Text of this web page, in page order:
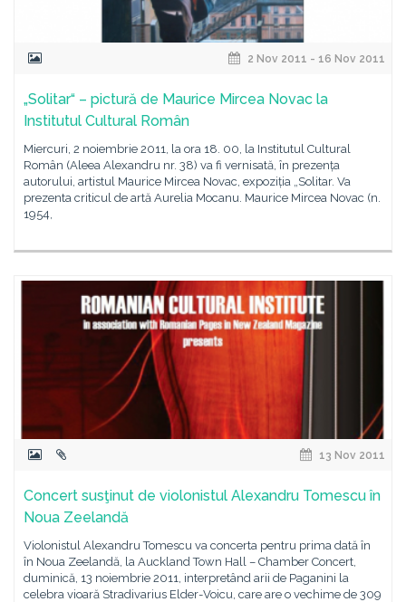
2 Nov 2011 - 16 Nov 2011
„Solitar“ – pictură de Maurice Mircea Novac la
Institutul Cultural Român
Miercuri, 2 noiembrie 2011, la ora 18. 00, la Institutul Cultural
Român (Aleea Alexandru nr. 38) va fi vernisată, în prezența
autorului, artistul Maurice Mircea Novac, expoziția „Solitar. Va
prezenta criticul de artă Aurelia Mocanu. Maurice Mircea Novac (n.
1954,
13 Nov 2011
Concert susţinut de violonistul Alexandru Tomescu în
Noua Zeelandă
Violonistul Alexandru Tomescu va concerta pentru prima dată în
în Noua Zeelandă, la Auckland Town Hall – Chamber Concert,
duminică, 13 noiembrie 2011, interpretând arii de Paganini la
celebra vioară Stradivarius Elder-Voicu, care are o vechime de 309